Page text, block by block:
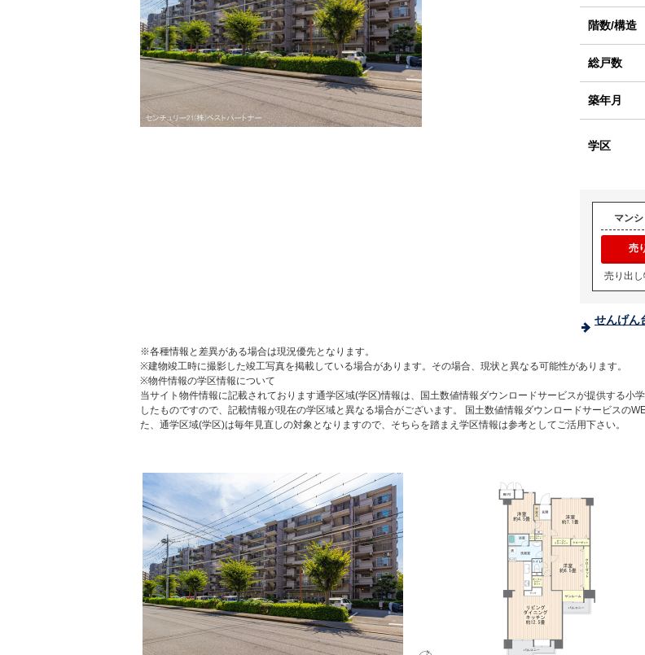
階数/構造
総戸数
築年月
学区
マン
売
売り出し
せんげん
※各種情報と差異がある場合は現況優先となります。
※建物竣工時に撮影した竣工写真を掲載している場合があります。その場合、現状と異なる可能性があります。
※物件情報の学区情報について
当サイト物件情報に記載されております通学区域(学区)情報は、国土数値情報ダウンロードサービスが提供する
したものですので、記載情報が現在の学区域と異なる場合がございます。 国土数値情報ダウンロードサービスの
た、通学区域(学区)は毎年見直しの対象となりますので、そちらを踏まえ学区情報は参考としてご活用下さい。